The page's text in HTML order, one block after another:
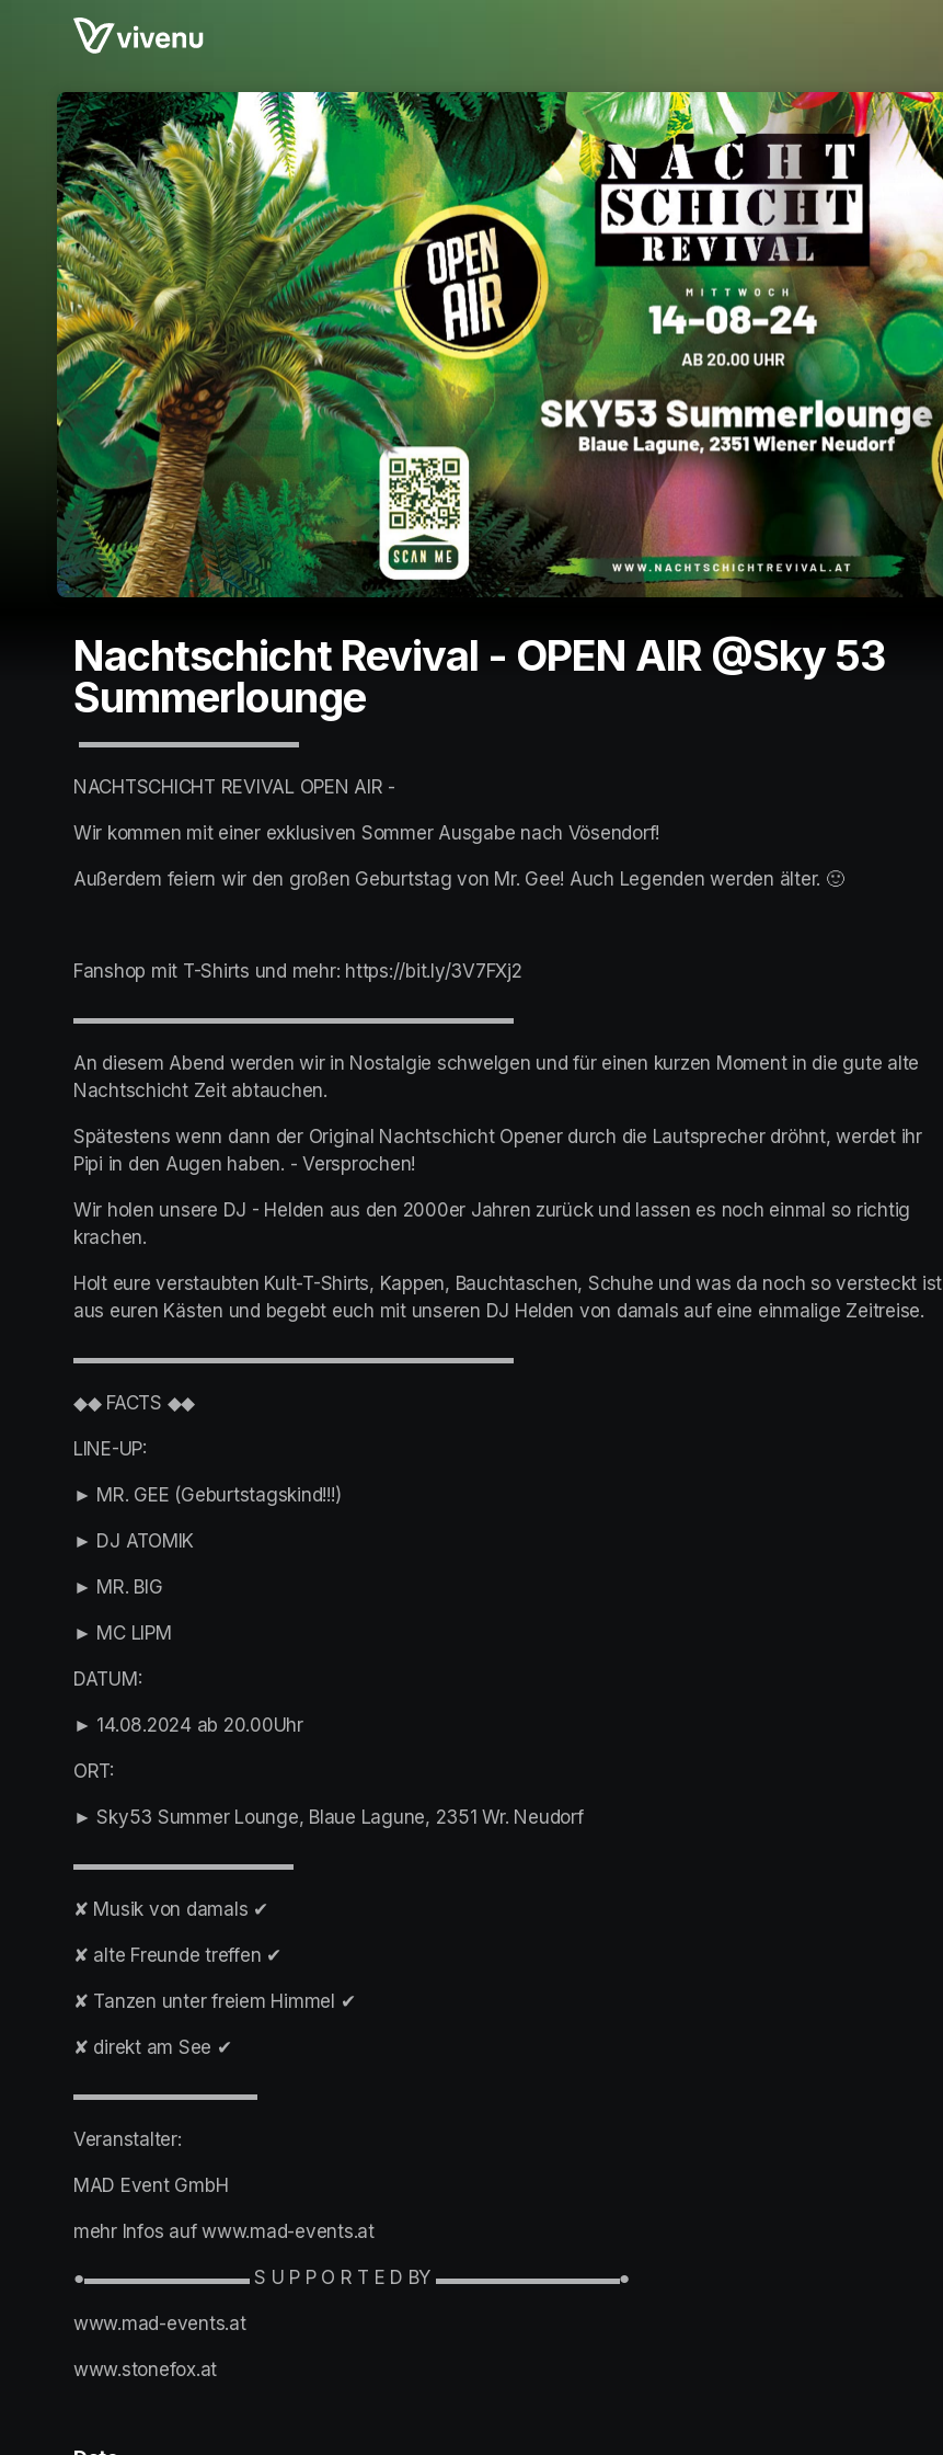
Skip header
Nachtschicht Revival - OPEN AIR @Sky 53
Summerlounge
▬▬▬▬▬▬▬▬▬▬▬▬
NACHTSCHICHT REVIVAL OPEN AIR -
Wir kommen mit einer exklusiven Sommer Ausgabe nach Vösendorf!
Außerdem feiern wir den großen Geburtstag von Mr. Gee! Auch Legenden werden älter. 🙂
Fanshop mit T-Shirts und mehr: https://bit.ly/3V7FXj2
▬▬▬▬▬▬▬▬▬▬▬▬▬▬▬▬▬▬▬▬▬▬▬▬
An diesem Abend werden wir in Nostalgie schwelgen und für einen kurzen Moment in die gute alte
Nachtschicht Zeit abtauchen.
Spätestens wenn dann der Original Nachtschicht Opener durch die Lautsprecher dröhnt, werdet ihr
Pipi in den Augen haben. - Versprochen!
Wir holen unsere DJ - Helden aus den 2000er Jahren zurück und lassen es noch einmal so richtig
krachen.
Holt eure verstaubten Kult-T-Shirts, Kappen, Bauchtaschen, Schuhe und was da noch so versteckt ist
aus euren Kästen und begebt euch mit unseren DJ Helden von damals auf eine einmalige Zeitreise.
▬▬▬▬▬▬▬▬▬▬▬▬▬▬▬▬▬▬▬▬▬▬▬▬
◆◆ FACTS ◆◆
LINE-UP:
► MR. GEE (Geburtstagskind!!!)
► DJ ATOMIK
► MR. BIG
► MC LIPM
DATUM:
► 14.08.2024 ab 20.00Uhr
ORT:
► Sky53 Summer Lounge, Blaue Lagune, 2351 Wr. Neudorf
▬▬▬▬▬▬▬▬▬▬▬▬
✘ Musik von damals ✔︎
✘ alte Freunde treffen ✔︎
✘ Tanzen unter freiem Himmel ✔︎
✘ direkt am See ✔︎
▬▬▬▬▬▬▬▬▬▬
Veranstalter:
MAD Event GmbH
mehr Infos auf www.mad-events.at
●▬▬▬▬▬▬▬▬▬ S U P P O R T E D BY ▬▬▬▬▬▬▬▬▬▬●
www.mad-events.at
www.stonefox.at